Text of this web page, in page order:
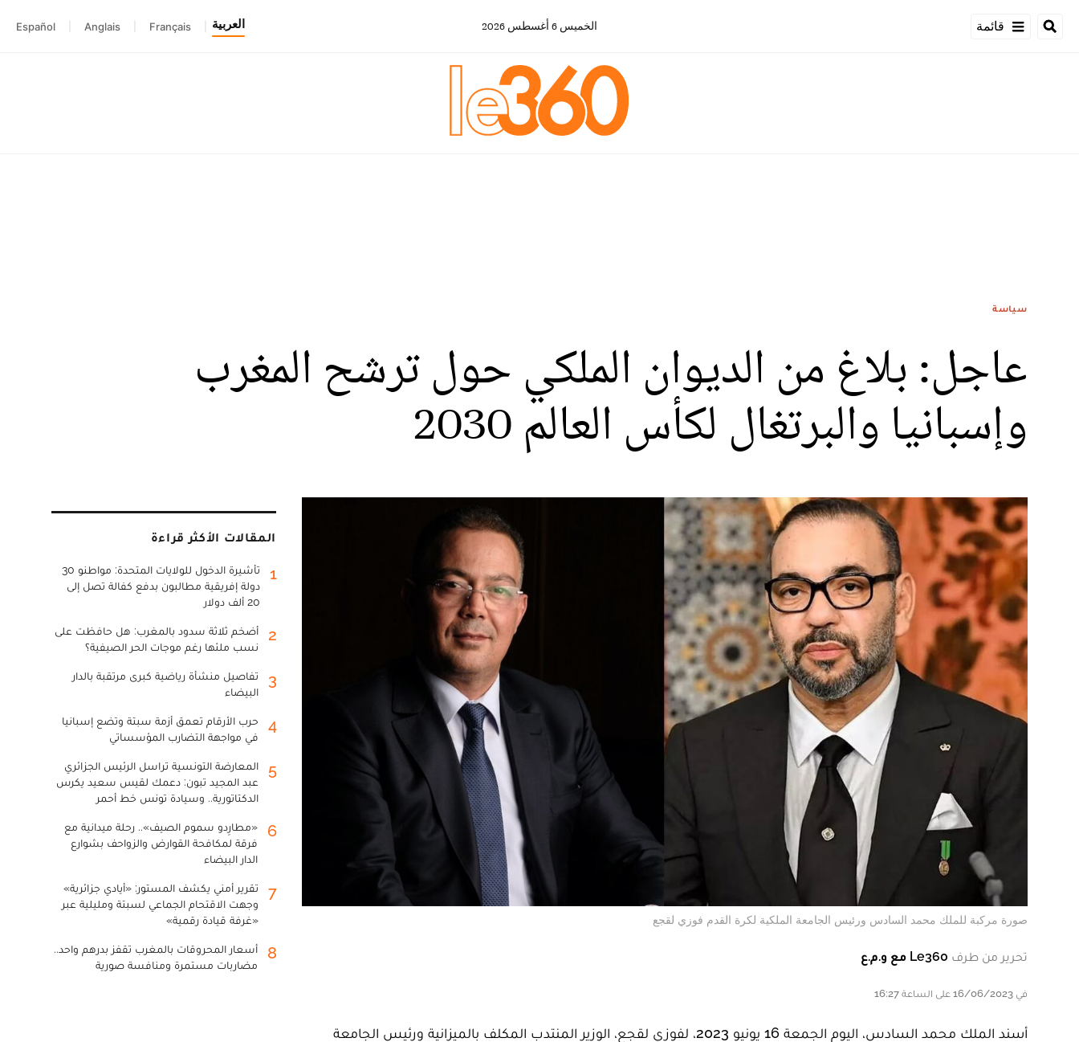
قائمة الخميس 6 أغسطس 2026 العربية Français
Anglais
Español
سياسة
عاجل: بلاغ من الديوان الملكي حول ترشح المغرب
وإسبانيا والبرتغال لكأس العالم 2030
صورة مركبة للملك محمد السادس ورئيس الجامعة الملكية لكرة القدم فوزي لقجع
تحرير من طرف Le360 مع و.م.ع
في 16/06/2023 على الساعة 16:27
أسند الملك محمد السادس، اليوم الجمعة 16 يونيو 2023، لفوزي لقجع، الوزير المنتدب المكلف بالميزانية ورئيس الجامعة
المقالات الأكثر قراءة
1
تأشيرة الدخول للولايات المتحدة: مواطنو 30
دولة إفريقية مطالبون بدفع كفالة تصل إلى
20 ألف دولار
2
أضخم ثلاثة سدود بالمغرب: هل حافظت على
نسب ملئها رغم موجات الحر الصيفية؟
3
تفاصيل منشأة رياضية كبرى مرتقبة بالدار
البيضاء
4
حرب الأرقام تعمق أزمة سبتة وتضع إسبانيا
في مواجهة التضارب المؤسساتي
5
المعارضة التونسية تراسل الرئيس الجزائري
عبد المجيد تبون: دعمك لقيس سعيد يكرس
الدكتاتورية.. وسيادة تونس خط أحمر
6
«مطارِدو سموم الصيف».. رحلة ميدانية مع
فرقة لمكافحة القوارض والزواحف بشوارع
الدار البيضاء
7
تقرير أمني يكشف المستور: «أيادي جزائرية»
وجهت الاقتحام الجماعي لسبتة ومليلية عبر
«غرفة قيادة رقمية»
8
أسعار المحروقات بالمغرب تقفز بدرهم واحد..
مضاربات مستمرة ومنافسة صورية